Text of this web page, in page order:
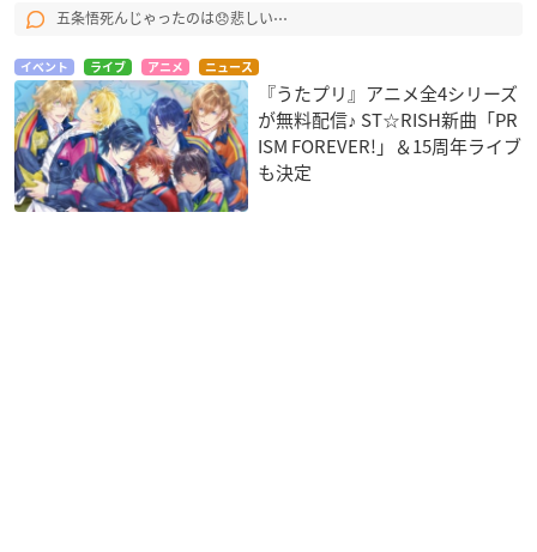
五条悟死んじゃったのは😞悲しい⋯
イベント ライブ アニメ ニュース
『うたプリ』アニメ全4シリーズ
が無料配信♪ ST☆RISH新曲「PR
ISM FOREVER!」＆15周年ライブ
も決定